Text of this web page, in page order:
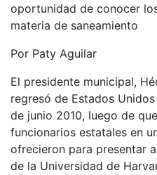
oportunidad de conocer
materia de saneamiento
Por Paty Aguilar
El presidente municipal,
regresó de Estados
de junio 2010, luego de
funcionarios estatales en
ofrecieron para presentar
de la Universidad de